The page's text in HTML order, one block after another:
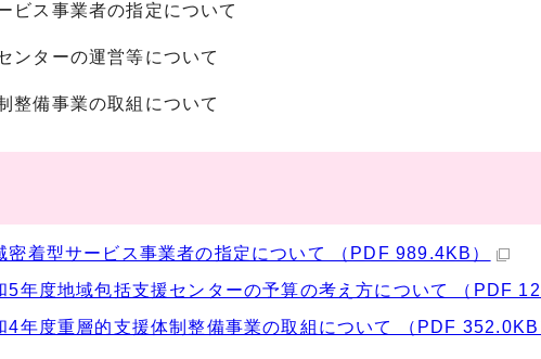
ビス事業者の指定について
ンターの運営等について
整備事業の取組について
密着型サービス事業者の指定について （PDF 989.4KB）
5年度地域包括支援センターの予算の考え方について （PDF
4年度重層的支援体制整備事業の取組について （PDF 352.0KB